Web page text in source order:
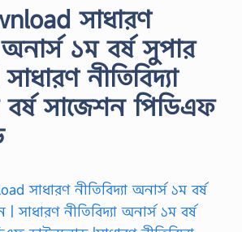
সাধারণ
অনার্স ১ম বর্ষ সুপার
নীতিবিদ্যা
সাজেশন পিডিএফ